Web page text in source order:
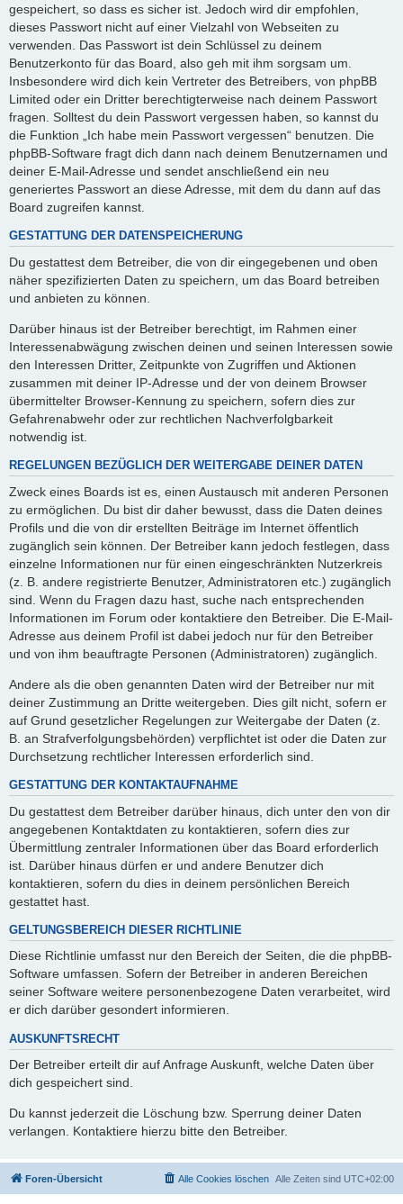
gespeichert, so dass es sicher ist. Jedoch wird dir empfohlen,
dieses Passwort nicht auf einer Vielzahl von Webseiten zu
verwenden. Das Passwort ist dein Schlüssel zu deinem
Benutzerkonto für das Board, also geh mit ihm sorgsam um.
Insbesondere wird dich kein Vertreter des Betreibers, von phpBB
Limited oder ein Dritter berechtigterweise nach deinem Passwort
fragen. Solltest du dein Passwort vergessen haben, so kannst du
die Funktion „Ich habe mein Passwort vergessen“ benutzen. Die
phpBB-Software fragt dich dann nach deinem Benutzernamen und
deiner E-Mail-Adresse und sendet anschließend ein neu
generiertes Passwort an diese Adresse, mit dem du dann auf das
Board zugreifen kannst.
GESTATTUNG DER DATENSPEICHERUNG
Du gestattest dem Betreiber, die von dir eingegebenen und oben
näher spezifizierten Daten zu speichern, um das Board betreiben
und anbieten zu können.
Darüber hinaus ist der Betreiber berechtigt, im Rahmen einer
Interessenabwägung zwischen deinen und seinen Interessen sowie
den Interessen Dritter, Zeitpunkte von Zugriffen und Aktionen
zusammen mit deiner IP-Adresse und der von deinem Browser
übermittelter Browser-Kennung zu speichern, sofern dies zur
Gefahrenabwehr oder zur rechtlichen Nachverfolgbarkeit
notwendig ist.
REGELUNGEN BEZÜGLICH DER WEITERGABE DEINER DATEN
Zweck eines Boards ist es, einen Austausch mit anderen Personen
zu ermöglichen. Du bist dir daher bewusst, dass die Daten deines
Profils und die von dir erstellten Beiträge im Internet öffentlich
zugänglich sein können. Der Betreiber kann jedoch festlegen, dass
einzelne Informationen nur für einen eingeschränkten Nutzerkreis
(z. B. andere registrierte Benutzer, Administratoren etc.) zugänglich
sind. Wenn du Fragen dazu hast, suche nach entsprechenden
Informationen im Forum oder kontaktiere den Betreiber. Die E-Mail-
Adresse aus deinem Profil ist dabei jedoch nur für den Betreiber
und von ihm beauftragte Personen (Administratoren) zugänglich.
Andere als die oben genannten Daten wird der Betreiber nur mit
deiner Zustimmung an Dritte weitergeben. Dies gilt nicht, sofern er
auf Grund gesetzlicher Regelungen zur Weitergabe der Daten (z.
B. an Strafverfolgungsbehörden) verpflichtet ist oder die Daten zur
Durchsetzung rechtlicher Interessen erforderlich sind.
GESTATTUNG DER KONTAKTAUFNAHME
Du gestattest dem Betreiber darüber hinaus, dich unter den von dir
angegebenen Kontaktdaten zu kontaktieren, sofern dies zur
Übermittlung zentraler Informationen über das Board erforderlich
ist. Darüber hinaus dürfen er und andere Benutzer dich
kontaktieren, sofern du dies in deinem persönlichen Bereich
gestattet hast.
GELTUNGSBEREICH DIESER RICHTLINIE
Diese Richtlinie umfasst nur den Bereich der Seiten, die die phpBB-
Software umfassen. Sofern der Betreiber in anderen Bereichen
seiner Software weitere personenbezogene Daten verarbeitet, wird
er dich darüber gesondert informieren.
AUSKUNFTSRECHT
Der Betreiber erteilt dir auf Anfrage Auskunft, welche Daten über
dich gespeichert sind.
Du kannst jederzeit die Löschung bzw. Sperrung deiner Daten
verlangen. Kontaktiere hierzu bitte den Betreiber.
Foren-Übersicht Alle Zeiten sind UTC+02:00
Alle Cookies löschen